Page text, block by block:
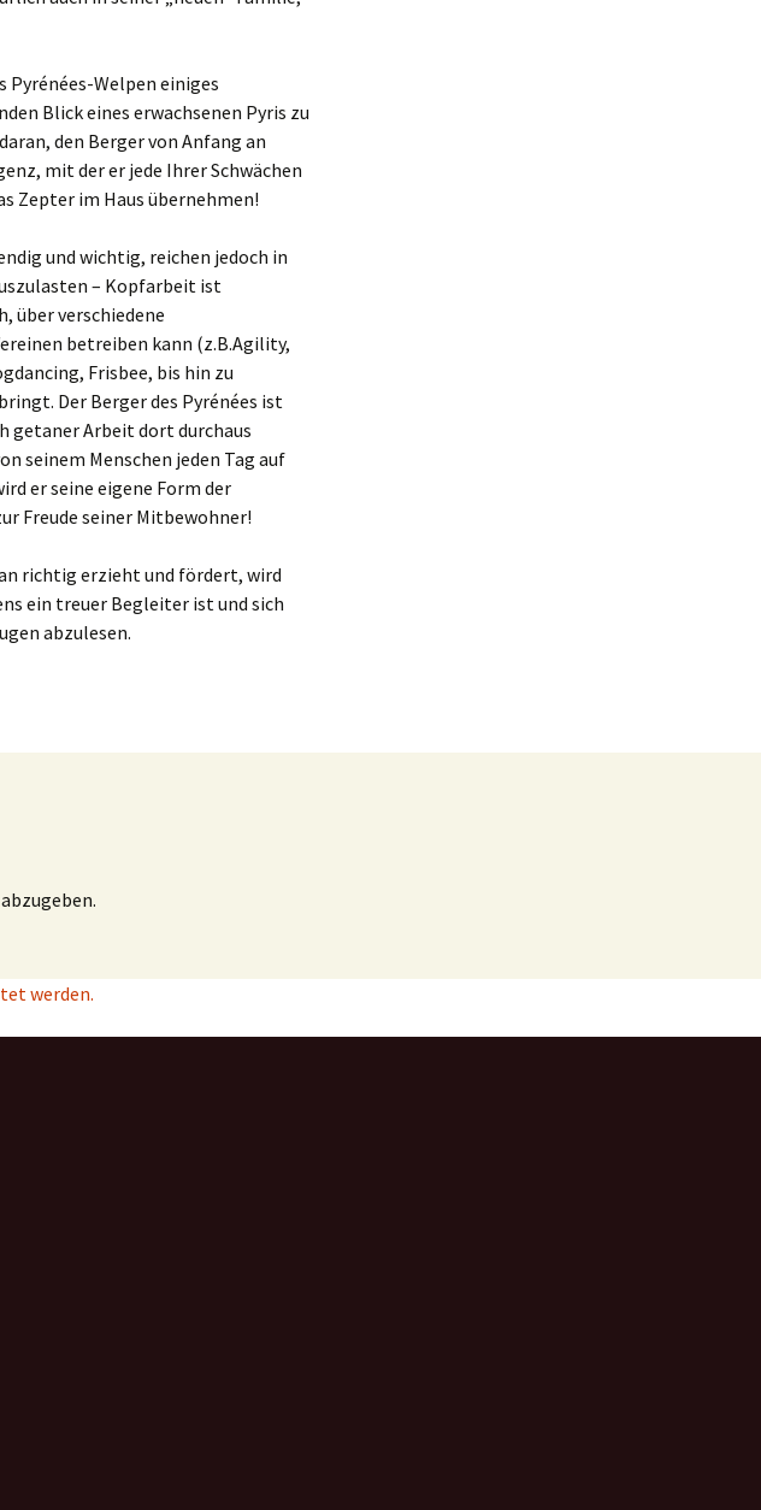
Pyrénées-Welpen einiges
Blick eines erwachsenen Pyris zu
den Berger von Anfang an
mit der er jede Ihrer Schwächen
Zepter im Haus übernehmen!
und wichtig, reichen jedoch in
– Kopfarbeit ist
über verschiedene
betreiben kann (z.B.Agility,
Frisbee, bis hin zu
Der Berger des Pyrénées ist
getaner Arbeit dort durchaus
seinem Menschen jeden Tag auf
er seine eigene Form der
Freude seiner Mitbewohner!
richtig erzieht und fördert, wird
ein treuer Begleiter ist und sich
abzulesen.
werden.